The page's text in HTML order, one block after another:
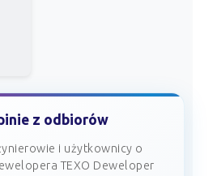
z odbiorów
i użytkownicy o
TEXO Deweloper